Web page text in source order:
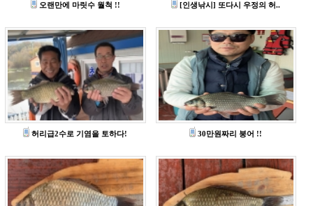
오랜만에 마릿수 월척 !! [인생낚시] 또다시 우정의 허..
허리급2수로 기염을 토하다! 30만원짜리 붕어 !!